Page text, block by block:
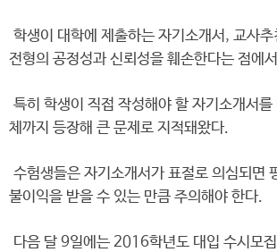
학생이 대학에 제출하는 자기소개서, 교사
전형의 공정성과 신뢰성을 훼손한다는 점에
특히 학생이 직접 작성해야 할 자기소개서
체까지 등장해 큰 문제로 지적돼왔다.
수험생들은 자기소개서가 표절로 의심되면
불이익을 받을 수 있는 만큼 주의해야 한다.
다음 달 9일에는 2016학년도 대입 수시모